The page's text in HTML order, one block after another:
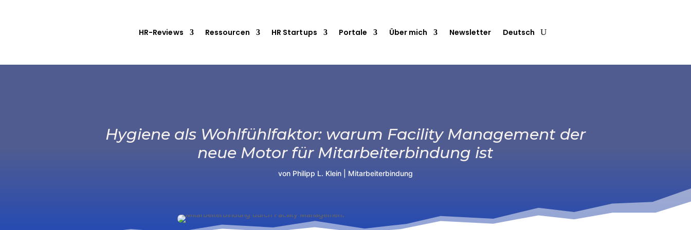
HR-Reviews Ressourcen HR Startups Portale Über mich Newsletter Deutsch
Hygiene als Wohlfühlfaktor: warum Facility Management der
neue Motor für Mitarbeiterbindung ist
von Philipp L. Klein Mitarbeiterbindung